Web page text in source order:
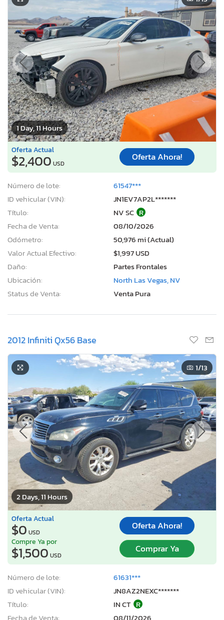
1 Day, 11 Hours
Oferta Actual
$2,400 USD
Oferta Ahora!
Número de lote:
61547***
ID vehicular (VIN):
JN1EV7AP2L*******
Título:
NV SC R
Fecha de Venta:
08/10/2026
Odómetro:
50,976 mi (Actual)
Valor Actual Efectivo:
$1,997 USD
Daño:
Partes Frontales
Ubicación:
North Las Vegas, NV
Status de Venta:
Venta Pura
2012 Infiniti Qx56 Base
2 Days, 11 Hours
1/13
Oferta Actual
$0 USD
Oferta Ahora!
Compre Ya por
$1,500 USD
Comprar Ya
Número de lote:
61631***
ID vehicular (VIN):
JN8AZ2NEXC*******
Título:
IN CT R
Fecha de Venta:
08/11/2026